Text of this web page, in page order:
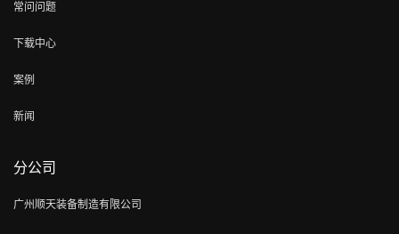
常问问题
下载中心
案例
新闻
分公司
广州顺天装备制造有限公司